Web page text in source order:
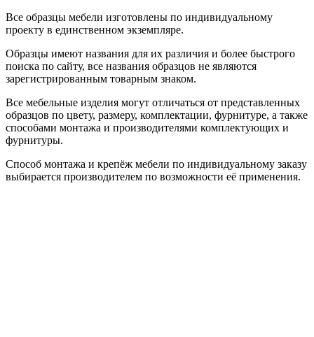
Все образцы мебели изготовлены по индивидуальному
проекту в единственном экземпляре.
Образцы имеют названия для их различия и более быстрого
поиска по сайту, все названия образцов не являются
зарегистрированным товарным знаком.
Все мебельные изделия могут отличаться от представленных
образцов по цвету, размеру, комплектации, фурнитуре, а также
способами монтажа и производителями комплектующих и
фурнитуры.
Способ монтажа и крепёж мебели по индивидуальному заказу
выбирается производителем по возможности её применения.